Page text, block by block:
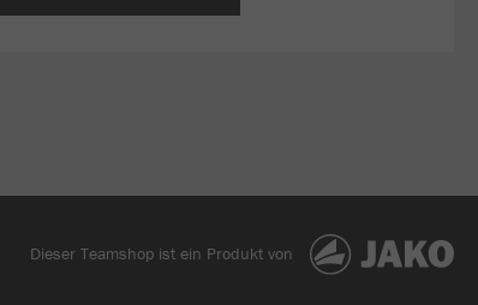
Dieser Teamshop ist ein Produkt von